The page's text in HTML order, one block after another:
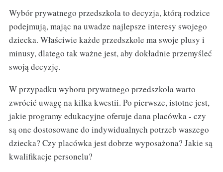
Wybór prywatnego przedszkola to decyzja, którą rodzice
podejmują, mając na uwadze najlepsze interesy swojego
dziecka. Właściwie każde przedszkole ma swoje plusy i
minusy, dlatego tak ważne jest, aby dokładnie przemyśleć
swoją decyzję.
W przypadku wyboru prywatnego przedszkola warto
zwrócić uwagę na kilka kwestii. Po pierwsze, istotne jest,
jakie programy edukacyjne oferuje dana placówka - czy
są one dostosowane do indywidualnych potrzeb waszego
dziecka? Czy placówka jest dobrze wyposażona? Jakie są
kwalifikacje personelu?